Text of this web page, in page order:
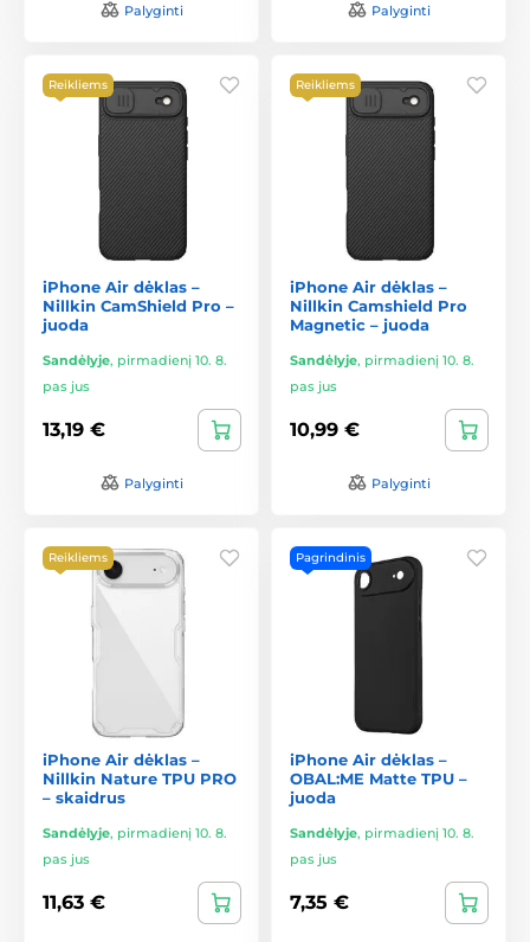
Palyginti Palyginti
Reikliems
iPhone Air dėklas –
Nillkin CamShield Pro –
juoda
Sandėlyje, pirmadienį 10. 8.
pas jus
13,19 €
Palyginti
Reikliems
iPhone Air dėklas –
Nillkin Camshield Pro
Magnetic – juoda
Sandėlyje, pirmadienį 10. 8.
pas jus
10,99 €
Palyginti
Reikliems
iPhone Air dėklas –
Nillkin Nature TPU PRO
– skaidrus
Sandėlyje, pirmadienį 10. 8.
pas jus
11,63 €
Pagrindinis
iPhone Air dėklas –
OBAL:ME Matte TPU –
juoda
Sandėlyje, pirmadienį 10. 8.
pas jus
7,35 €